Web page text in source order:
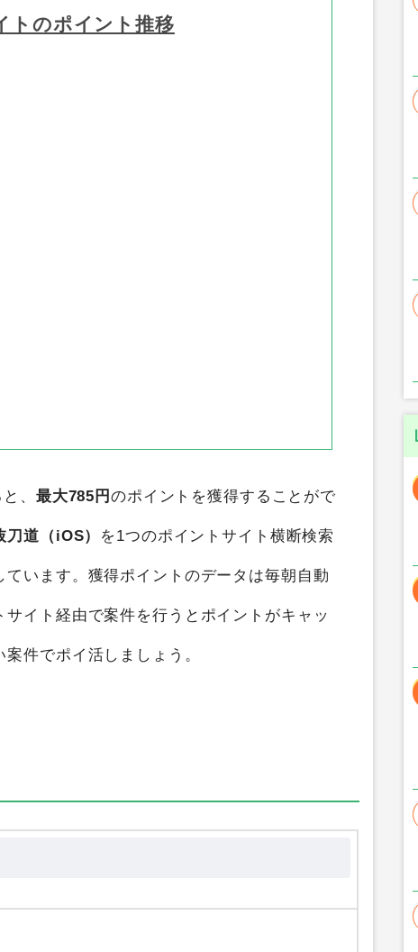
トのポイント推移
、 最大785円のポイントを獲得することがで
刀道（iOS） を1つのポイントサイト横断検索
います。獲得ポイントのデータは毎朝自動
イト経由で案件を行うとポイントがキャッ
件でポイ活しましょう。